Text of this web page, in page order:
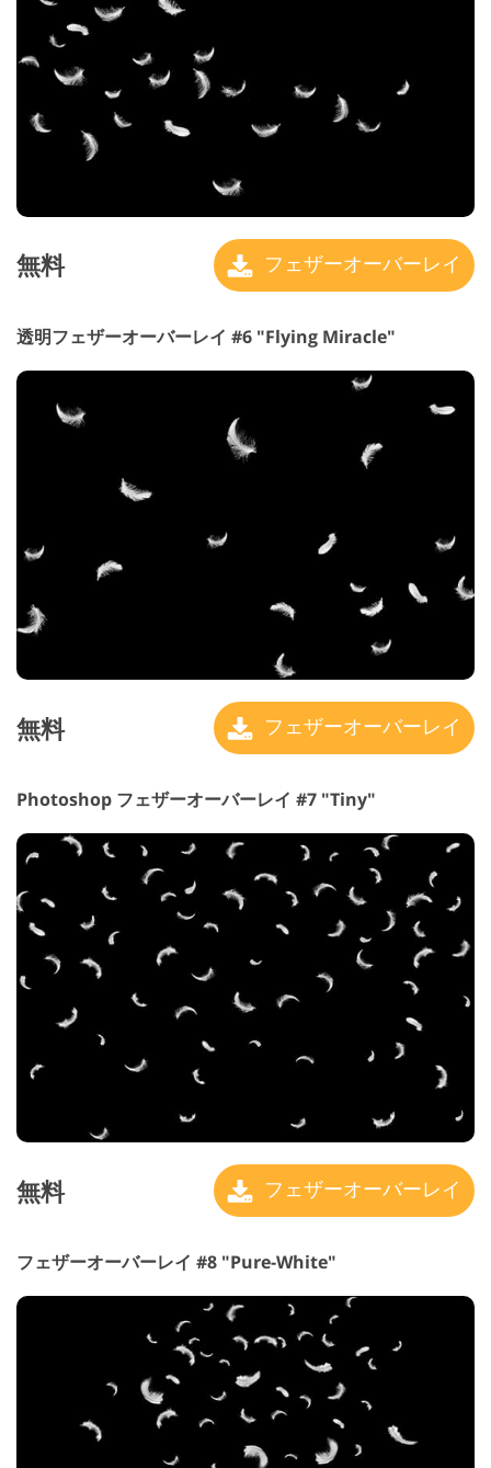
無料 フェザーオーバーレイ
透明フェザーオーバーレイ #6 "Flying Miracle"
無料 フェザーオーバーレイ
Photoshop フェザーオーバーレイ #7 "Tiny"
無料 フェザーオーバーレイ
フェザーオーバーレイ #8 "Pure-White"